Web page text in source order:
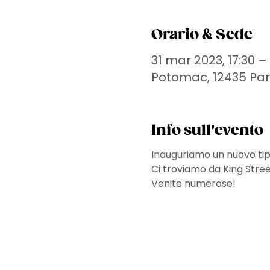
Orario & Sede
31 mar 2023, 17:30 –
Potomac, 12435
Info sull'evento
Inauguriamo un nuovo
Ci troviamo da King
Venite numerose!